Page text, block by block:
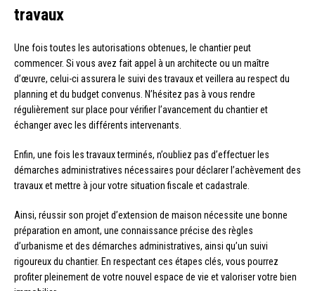
travaux
Une fois toutes les autorisations obtenues, le chantier peut
commencer. Si vous avez fait appel à un architecte ou un maître
d’œuvre, celui-ci assurera le suivi des travaux et veillera au respect du
planning et du budget convenus. N’hésitez pas à vous rendre
régulièrement sur place pour vérifier l’avancement du chantier et
échanger avec les différents intervenants.
Enfin, une fois les travaux terminés, n’oubliez pas d’effectuer les
démarches administratives nécessaires pour déclarer l’achèvement des
travaux et mettre à jour votre situation fiscale et cadastrale.
Ainsi, réussir son projet d’extension de maison nécessite une bonne
préparation en amont, une connaissance précise des règles
d’urbanisme et des démarches administratives, ainsi qu’un suivi
rigoureux du chantier. En respectant ces étapes clés, vous pourrez
profiter pleinement de votre nouvel espace de vie et valoriser votre bien